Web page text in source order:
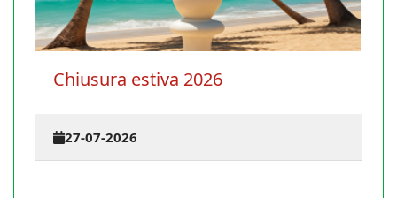
Chiusura estiva 2026
27-07-2026